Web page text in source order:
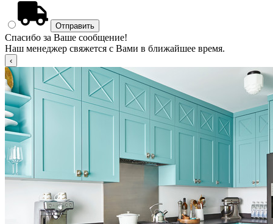
Спасибо за Ваше сообщение!
Наш менеджер свяжется с Вами в ближайшее время.